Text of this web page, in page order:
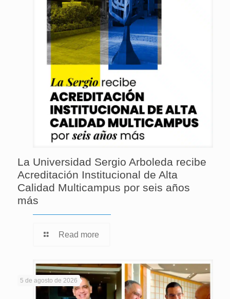
La Universidad Sergio Arboleda recibe
Acreditación Institucional de Alta
Calidad Multicampus por seis años
más
Read more
5 de agosto de 2026